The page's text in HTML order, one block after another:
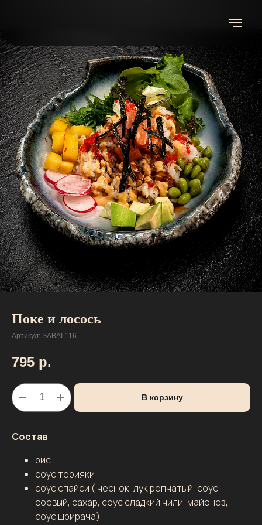
Поке и лосось
Артикул: SABAI-116
795 р.
В корзину
Состав
рис
соус терияки
соус спайси ( чеснок, лук репчатый, соус
соевый, сахар, соус сладкий чили, майонез,
соус шрирача)